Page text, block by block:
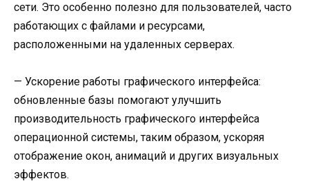
сети. Это особенно полезно для пользователей, часто
работающих с файлами и ресурсами,
расположенными на удаленных серверах.
— Ускорение работы графического интерфейса:
обновленные базы помогают улучшить
производительность графического интерфейса
операционной системы, таким образом, ускоряя
отображение окон, анимаций и других визуальных
эффектов.